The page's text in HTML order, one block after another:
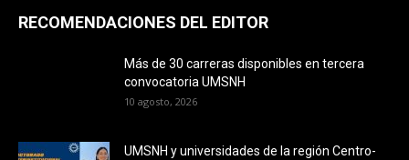
RECOMENDACIONES DEL EDITOR
Más de 30 carreras disponibles en tercera
convocatoria UMSNH
10 agosto, 2026
UMSNH y universidades de la región Centro-